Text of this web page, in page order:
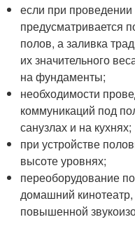
если при проведении
предусматривается
полов, а заливка
их значительного
на фундаменты;
необходимости
коммуникаций под
санузлах и на кухнях;
при устройстве
высоте уровнях;
переоборудование
домашний
повышенной